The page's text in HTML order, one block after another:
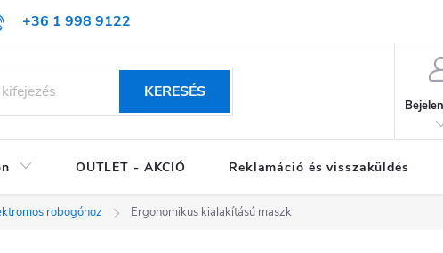
+36 1 998 9122
KERESÉS
OUTLET - AKCIÓ Reklamáció és visszaküldés
robogóhoz Ergonomikus kialakítású maszk